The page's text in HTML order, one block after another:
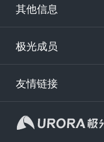
其他信息
极光成员
友情链接